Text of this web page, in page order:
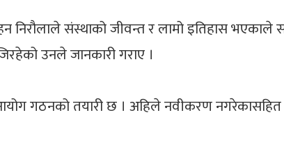
निरौलाले संस्थाको जीवन्त र लामो इतिहास भएकाले
उनले जानकारी गराए ।
गठनको तयारी छ । अहिले नवीकरण